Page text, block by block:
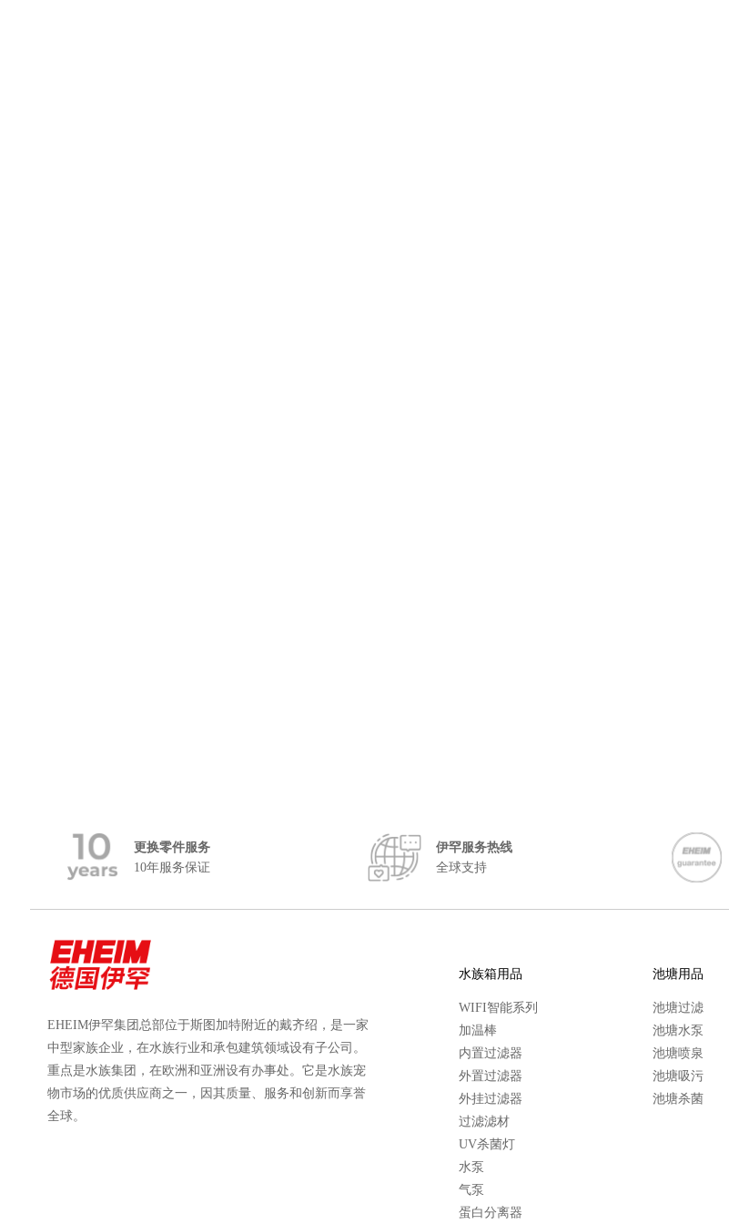
更换零件服务
10年服务保证
伊罕服务热线
全球支持
EHEIM伊罕集团总部位于斯图加特附近的戴齐绍，是一家
中型家族企业，在水族行业和承包建筑领域设有子公司。
重点是水族集团，在欧洲和亚洲设有办事处。它是水族宠
物市场的优质供应商之一，因其质量、服务和创新而享誉
全球。
水族箱用品
WIFI智能系列
加温棒
内置过滤器
外置过滤器
外挂过滤器
过滤滤材
UV杀菌灯
水泵
气泵
蛋白分离器
池塘用品
池塘过滤
池塘水泵
池塘喷泉
池塘吸污
池塘杀菌